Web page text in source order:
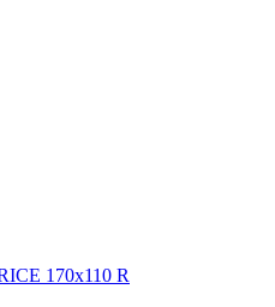
170x110 R